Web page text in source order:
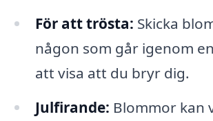
För att trösta: Skicka
någon som går igenom
att visa att du bryr dig.
Julfirande: Blommor kan